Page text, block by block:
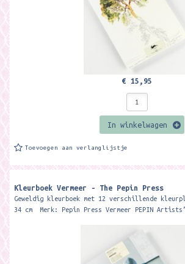
€ 15,95
In winkelwagen
Toevoegen aan verlanglijstje
Kleurboek Vermeer - The Pepin Press
Geweldig kleurboek met 12 verschillende
34 cm Merk: Pepin Press Vermeer PEPIN